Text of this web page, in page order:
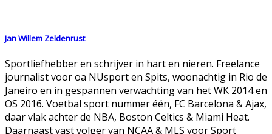
Jan Willem Zeldenrust
Sportliefhebber en schrijver in hart en nieren. Freelance
journalist voor oa NUsport en Spits, woonachtig in Rio de
Janeiro en in gespannen verwachting van het WK 2014 en
OS 2016. Voetbal sport nummer één, FC Barcelona & Ajax,
daar vlak achter de NBA, Boston Celtics & Miami Heat.
Daarnaast vast volger van NCAA & MLS voor Sport